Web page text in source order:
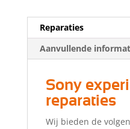
Reparaties
Aanvullende
Sony
reparaties
Wij bieden de